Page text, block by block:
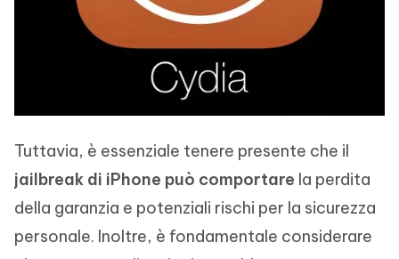
Tuttavia, è essenziale tenere presente che il
jailbreak di iPhone può comportare la perdita
della garanzia e potenziali rischi per la sicurezza
personale. Inoltre, è fondamentale considerare